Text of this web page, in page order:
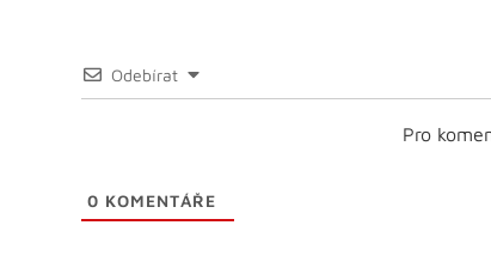
Odebírat
Pro
0 KOMENTÁŘE